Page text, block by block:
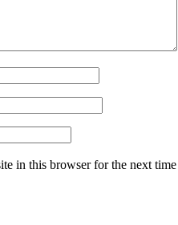
in this browser for the next time